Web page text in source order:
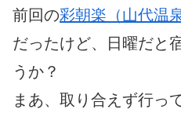
前回の彩朝楽（山代温泉
だったけど、日曜だと
うか？
まあ、取り合えず行っ